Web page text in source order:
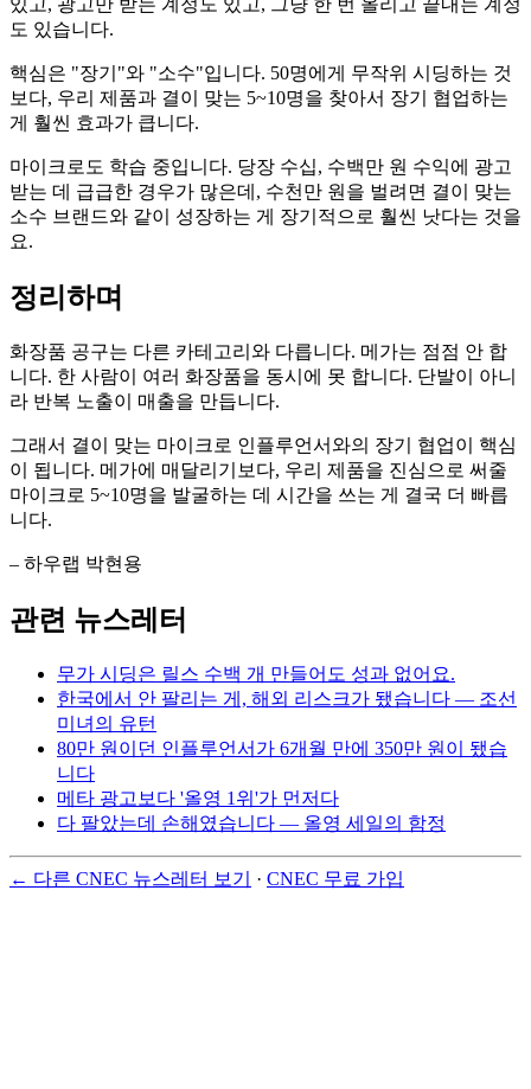
도 있습니다.
핵심은 "장기"와 "소수"입니다. 50명에게 무작위 시딩하는 것
보다, 우리 제품과 결이 맞는 5~10명을 찾아서 장기 협업하는
게 훨씬 효과가 큽니다.
마이크로도 학습 중입니다. 당장 수십, 수백만 원 수익에 광고
받는 데 급급한 경우가 많은데, 수천만 원을 벌려면 결이 맞는
소수 브랜드와 같이 성장하는 게 장기적으로 훨씬 낫다는 것을
요.
정리하며
화장품 공구는 다른 카테고리와 다릅니다. 메가는 점점 안 합
니다. 한 사람이 여러 화장품을 동시에 못 합니다. 단발이 아니
라 반복 노출이 매출을 만듭니다.
그래서 결이 맞는 마이크로 인플루언서와의 장기 협업이 핵심
이 됩니다. 메가에 매달리기보다, 우리 제품을 진심으로 써줄
마이크로 5~10명을 발굴하는 데 시간을 쓰는 게 결국 더 빠릅
니다.
– 하우랩 박현용
관련 뉴스레터
무가 시딩은 릴스 수백 개 만들어도 성과 없어요.
한국에서 안 팔리는 게, 해외 리스크가 됐습니다 — 조선
미녀의 유턴
80만 원이던 인플루언서가 6개월 만에 350만 원이 됐습
니다
메타 광고보다 '올영 1위'가 먼저다
다 팔았는데 손해였습니다 — 올영 세일의 함정
← 다른 CNEC 뉴스레터 보기 · CNEC 무료 가입